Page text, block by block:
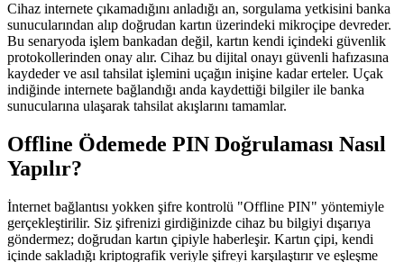
Cihaz internete çıkamadığını anladığı an, sorgulama yetkisini banka
sunucularından alıp doğrudan kartın üzerindeki mikroçipe devreder.
Bu senaryoda işlem bankadan değil, kartın kendi içindeki güvenlik
protokollerinden onay alır. Cihaz bu dijital onayı güvenli hafızasına
kaydeder ve asıl tahsilat işlemini uçağın inişine kadar erteler. Uçak
indiğinde internete bağlandığı anda kaydettiği bilgiler ile banka
sunucularına ulaşarak tahsilat akışlarını tamamlar.
Offline Ödemede PIN Doğrulaması Nasıl
Yapılır?
İnternet bağlantısı yokken şifre kontrolü "Offline PIN" yöntemiyle
gerçekleştirilir. Siz şifrenizi girdiğinizde cihaz bu bilgiyi dışarıya
göndermez; doğrudan kartın çipiyle haberleşir. Kartın çipi, kendi
içinde sakladığı kriptografik veriyle şifreyi karşılaştırır ve eşleşme